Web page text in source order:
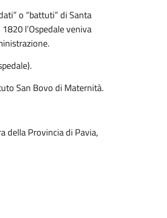
o “battuti” di Santa
l’Ospedale veniva
San Bovo di Maternità.
della Provincia di Pavia,